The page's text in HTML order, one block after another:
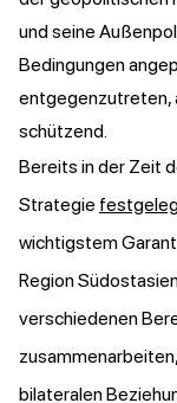
und seine
Bedingungen
entgegenzutreten,
schützend.
Bereits in der Zeit
Strategie
wichtigstem
Region
verschiedenen
bilateralen